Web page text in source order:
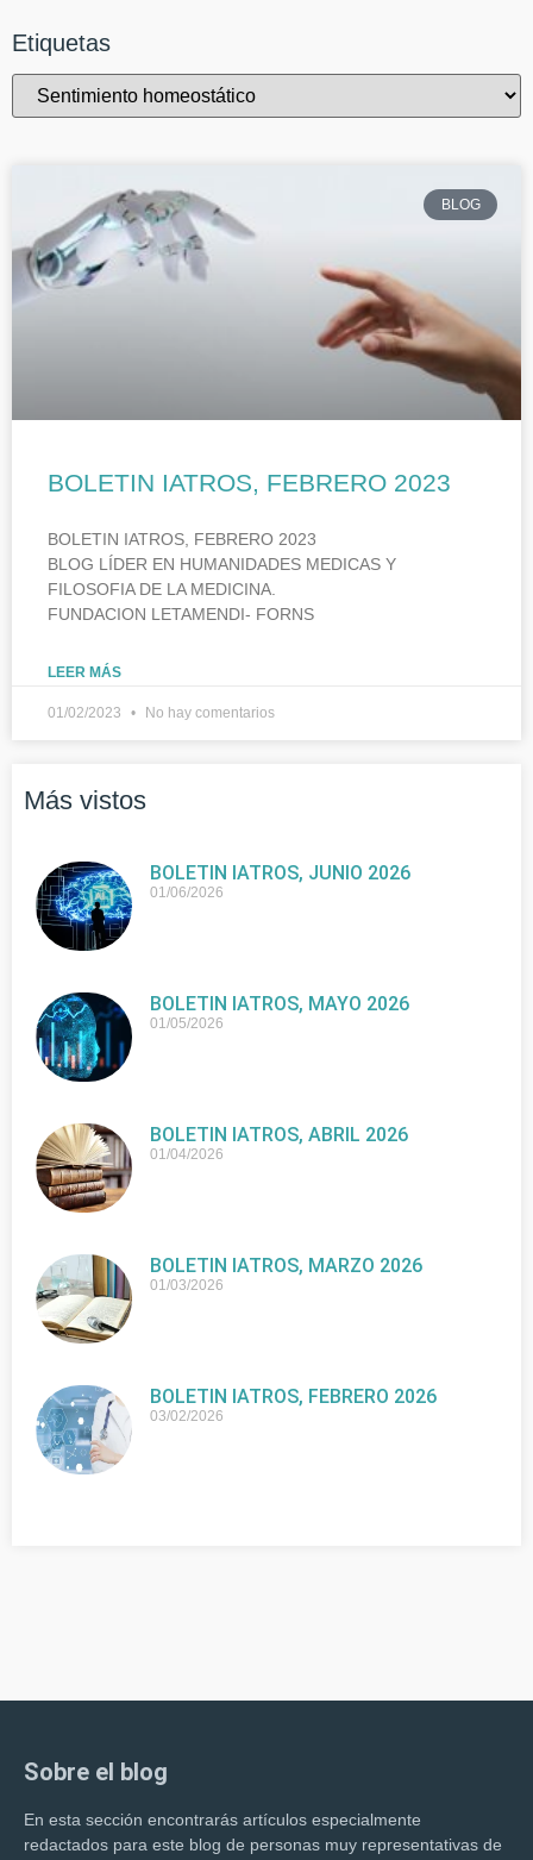
Etiquetas
BLOG
BOLETIN IATROS, FEBRERO 2023
BOLETIN IATROS, FEBRERO 2023
BLOG LÍDER EN HUMANIDADES MEDICAS Y
FILOSOFIA DE LA MEDICINA.
FUNDACION LETAMENDI- FORNS
LEER MÁS
01/02/2023 No hay comentarios
Más vistos
BOLETIN IATROS, JUNIO 2026
01/06/2026
BOLETIN IATROS, MAYO 2026
01/05/2026
BOLETIN IATROS, ABRIL 2026
01/04/2026
BOLETIN IATROS, MARZO 2026
01/03/2026
BOLETIN IATROS, FEBRERO 2026
03/02/2026
Sobre el blog
En esta sección encontrarás artículos especialmente
redactados para este blog de personas muy representativas de